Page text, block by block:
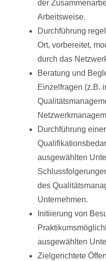
der
Arbeitsweise.
Durchführung
Ort, vorbereitet,
durch das
Beratung und
Einzelfragen (z.B.
Durchführung einer
ausgewählten
des
Unternehmen.
Initiierung von
ausgewählten
Zielgerichtete